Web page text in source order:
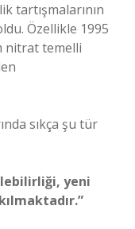
tartışmalarının
Özellikle 1995
nitrat temelli
sıkça şu tür
yeni